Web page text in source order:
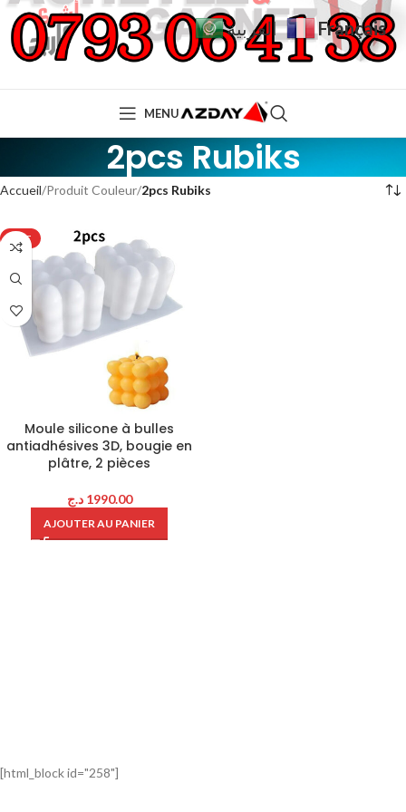
MENU
2pcs Rubiks
Accueil Produit Couleur 2pcs Rubiks
HOT
Moule silicone à bulles
antiadhésives 3D, bougie en
plâtre, 2 pièces
1990.00 د.ج
AJOUTER AU PANIER
[html_block id="258"]
العربية Français